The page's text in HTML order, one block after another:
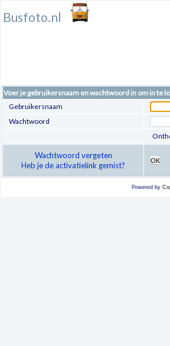
Busfoto.nl
Voer je gebruikersnaam en wachtwoord in om in te
Gebruikersnaam
Wachtwoord
Wachtwoord vergeten
Heb je de activatielink gemist?
OK
Powered by